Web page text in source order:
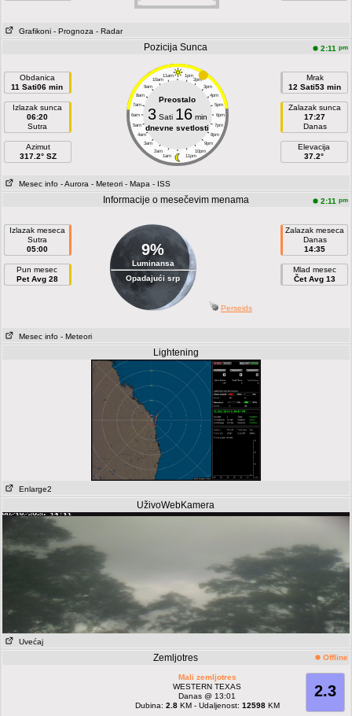
Grafikoni - Prognoza - Radar
Pozicija Sunca 2:11 pm
Obdanica
11 Sati06 min
Izlazak sunca
06:20
Sutra
Azimut
317.2° SZ
11am 1pm
10am 2pm
9am 3pm
8am 4pm
7am 5pm
6am 6pm
5am 7pm
4am 8pm
3am 9pm
2am 10pm
1am 11pm
Preostalo
3Sati 16min
dnevne svetlosti
Mrak
12 Sati53 min
Zalazak sunca
17:27
Danas
Elevacija
37.2°
Mesec info - Aurora - Meteori - Mapa - ISS
Informacije o mesečevim menama 2:11 pm
Izlazak meseca
Sutra
05:00
Pun mesec
Pet Avg 28
9%
Luminansa
Opadajući srp
Zalazak meseca
Danas
14:35
Mlad mesec
Čet Avg 13
Perseids
Mesec info - Meteori
Lightening
Enlarge2
UživoWebKamera
Uvećaj
Zemljotres Offline
2.3
Mali zemljotres
WESTERN TEXAS
Danas @ 13:01
Dubina: 2.8KM - Udaljenost: 12598KM